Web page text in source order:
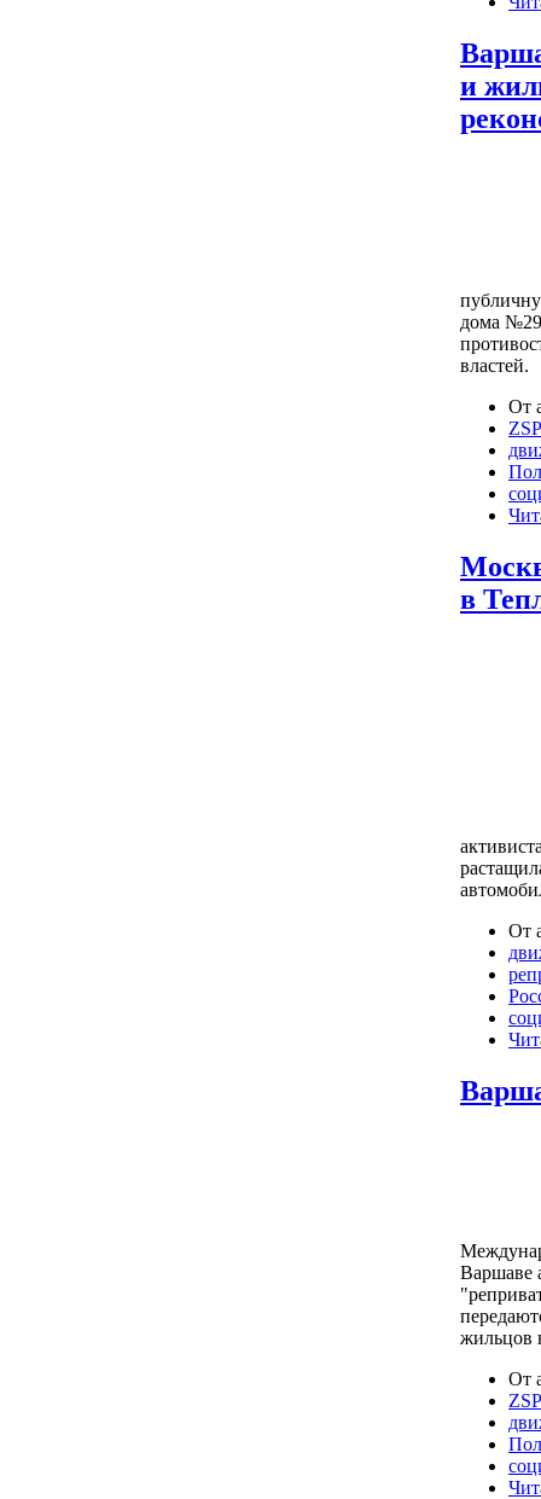
и
дома
властей.
От
ZSP
в
От
Варшаве
жильцов
От
ZSP